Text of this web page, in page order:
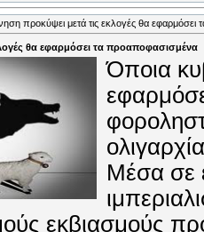
προκύψει μετά τις εκλογές θα εφαρμόσει
θα εφαρμόσει τα προαποφασισμένα
Όποια
Mέσα σε
εκβιασμούς